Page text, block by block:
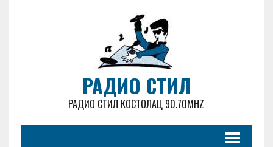
РАДИО СТИЛ
РАДИО СТИЛ КОСТОЛАЦ 90.70MHZ